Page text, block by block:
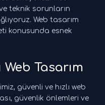
teknik sorunların
Web tasarım
konusunda esnek
Web Tasarım
güvenli ve hızlı web
güvenlik önlemleri ve